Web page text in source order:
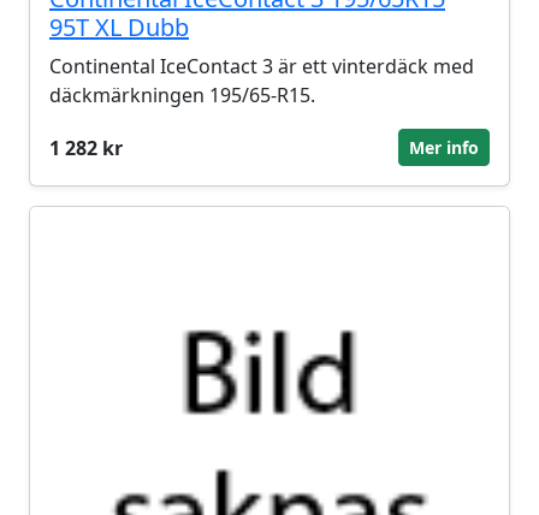
95T XL Dubb
Continental IceContact 3 är ett vinterdäck med
däckmärkningen 195/65-R15.
1 282 kr
Mer info